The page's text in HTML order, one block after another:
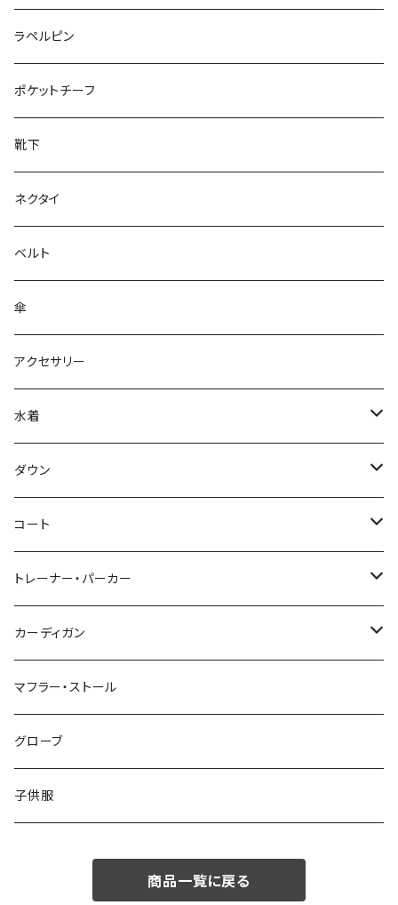
50/XL～
27cm～
28cm～
ラペルピン
ポケットチーフ
靴下
ネクタイ
ベルト
傘
アクセサリー
水着
～44/S
46/M
48/L
50/XL～
ダウン
～44/S
46/M
48/L
50/XL～
コート
～44/S
46/M
48/L
50/XL～
トレーナー・パーカー
～44/S
46/M
48/L
50/XL～
カーディガン
～44/S
46/M
48/L
マフラー・ストール
グローブ
子供服
商品一覧に戻る